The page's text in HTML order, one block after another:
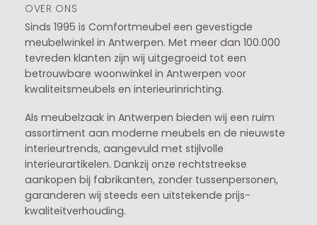
OVER ONS
Sinds 1995 is Comfortmeubel een gevestigde
meubelwinkel in Antwerpen. Met meer dan 100.000
tevreden klanten zijn wij uitgegroeid tot een
betrouwbare woonwinkel in Antwerpen voor
kwaliteitsmeubels en interieurinrichting.
Als meubelzaak in Antwerpen bieden wij een ruim
assortiment aan moderne meubels en de nieuwste
interieurtrends, aangevuld met stijlvolle
interieurartikelen. Dankzij onze rechtstreekse
aankopen bij fabrikanten, zonder tussenpersonen,
garanderen wij steeds een uitstekende prijs-
kwaliteitverhouding.